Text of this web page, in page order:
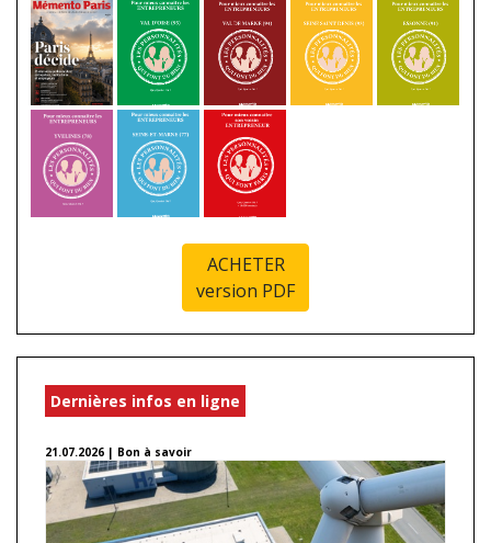
ACHETER
version PDF
Dernières infos en ligne
21.07.2026 | Bon à savoir